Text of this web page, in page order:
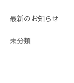
最新のお知らせ
未分類